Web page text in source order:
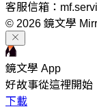
客服信箱：
© 2026 鏡文學
鏡文學 App
好故事從這裡開始
下載